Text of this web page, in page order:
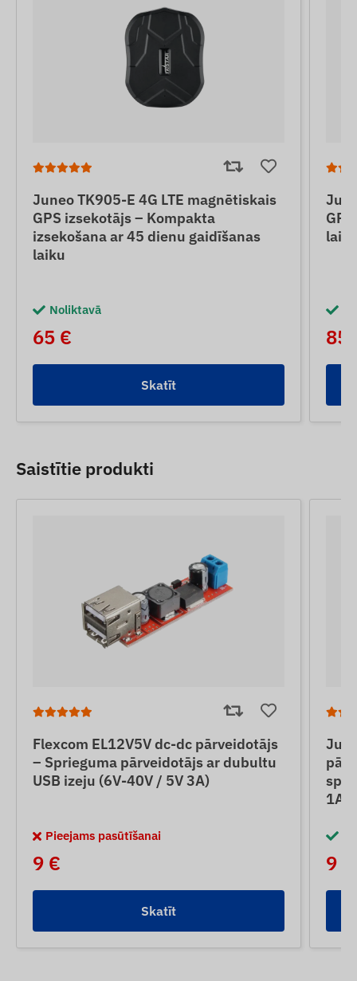
Juneo TK905-E 4G LTE magnētiskais
GPS izsekotājs – Kompakta
izsekošana ar 45 dienu gaidīšanas
laiku
Noliktavā
65 €
Skatīt
85
Saistītie produkti
Flexcom EL12V5V dc-dc pārveidotājs
– Sprieguma pārveidotājs ar dubultu
USB izeju (6V-40V / 5V 3A)
Pieejams pasūtīšanai
9 €
Skatīt
1A)
9 €